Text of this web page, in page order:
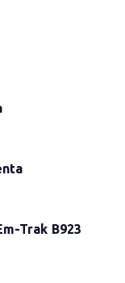
Trak B923